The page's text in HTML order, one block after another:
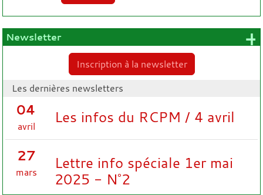
Newsletter
Inscription à la newsletter
Les dernières newsletters
04
avril Les infos du RCPM / 4 avril
27
mars
Lettre info spéciale 1er mai
2025 - N°2